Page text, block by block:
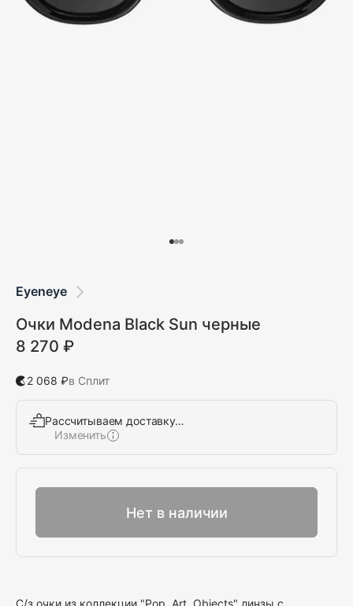
Eyeneye
Очки Modena Black Sun черные
8 270 ₽
2 068 ₽в Сплит
Рассчитываем доставку…
Изменить
Нет в наличии
С/з очки из коллекции "Pop, Art, Objects" линзы с